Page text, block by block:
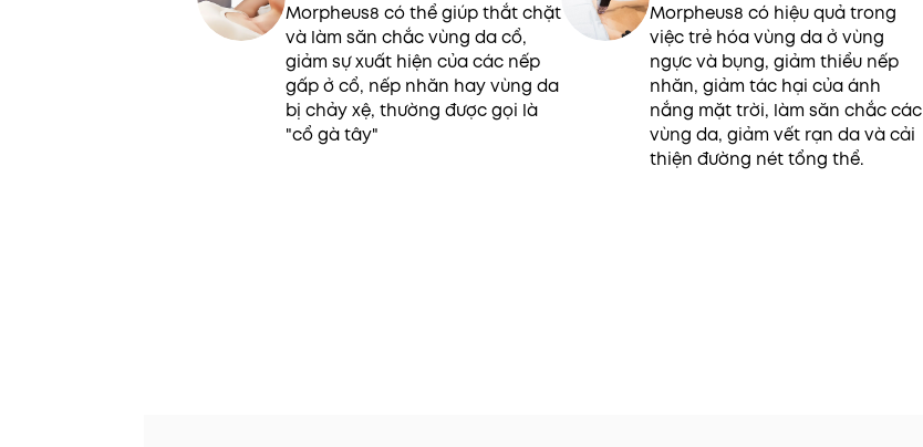
Morpheus8 có thể giúp thắt chặt
và làm săn chắc vùng da cổ,
giảm sự xuất hiện của các nếp
gấp ở cổ, nếp nhăn hay vùng da
bị chảy xệ, thường được gọi là
"cổ gà tây"
Morpheus8 có hiệu quả trong
việc trẻ hóa vùng da ở vùng
ngực và bụng, giảm thiểu nếp
nhăn, giảm tác hại của ánh
nắng mặt trời, làm săn chắc các
vùng da, giảm vết rạn da và cải
thiện đường nét tổng thể.